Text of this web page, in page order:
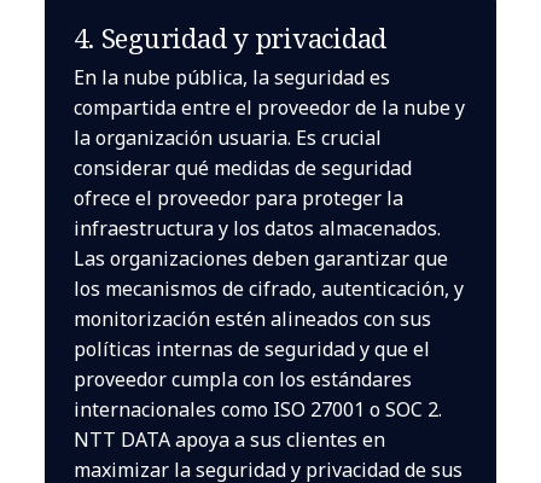
4. Seguridad y privacidad
En la nube pública, la seguridad es
compartida entre el proveedor de la nube y
la organización usuaria. Es crucial
considerar qué medidas de seguridad
ofrece el proveedor para proteger la
infraestructura y los datos almacenados.
Las organizaciones deben garantizar que
los mecanismos de cifrado, autenticación, y
monitorización estén alineados con sus
políticas internas de seguridad y que el
proveedor cumpla con los estándares
internacionales como ISO 27001 o SOC 2.
NTT DATA apoya a sus clientes en
maximizar la seguridad y privacidad de sus